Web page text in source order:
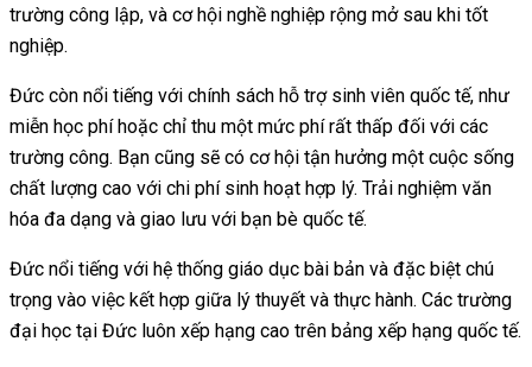
trường công lập, và cơ hội nghề nghiệp rộng mở sau khi tốt
nghiệp.
Đức còn nổi tiếng với chính sách hỗ trợ sinh viên quốc tế, như
miễn học phí hoặc chỉ thu một mức phí rất thấp đối với các
trường công. Bạn cũng sẽ có cơ hội tận hưởng một cuộc sống
chất lượng cao với chi phí sinh hoạt hợp lý. Trải nghiệm văn
hóa đa dạng và giao lưu với bạn bè quốc tế.
Đức nổi tiếng với hệ thống giáo dục bài bản và đặc biệt chú
trọng vào việc kết hợp giữa lý thuyết và thực hành. Các trường
đại học tại Đức luôn xếp hạng cao trên bảng xếp hạng quốc tế.